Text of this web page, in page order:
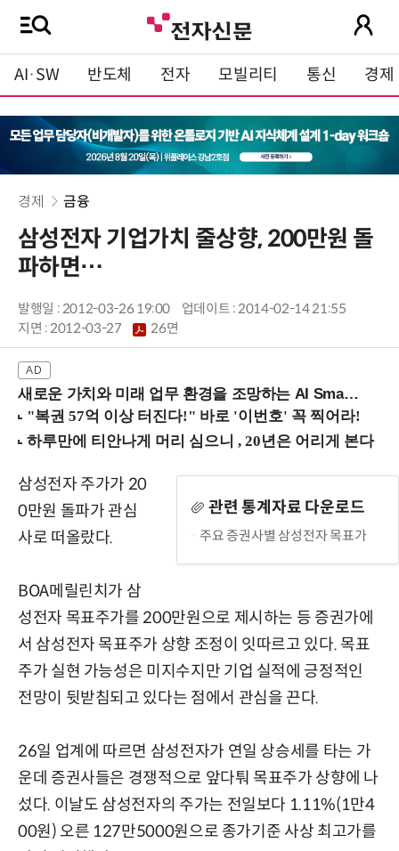
AI·SW 반도체 전자 모빌리티 통신 경제
경제 금융
삼성전자 기업가치 줄상향, 200만원 돌
파하면…
발행일 : 2012-03-26 19:00
업데이트 : 2014-02-14 21:55
지면 :2012-03-27 26면
새로운 가치와 미래 업무 환경을 조망하는 AI Smart Work Summit 2026 (9/11 코엑스)
관련 통계자료 다운로드
주요 증권사별 삼성전자 목표가
삼성전자 주가가 20
0만원 돌파가 관심
사로 떠올랐다.
BOA메릴린치가 삼
성전자 목표주가를 200만원으로 제시하는 등 증권가에
서 삼성전자 목표주가 상향 조정이 잇따르고 있다. 목표
주가 실현 가능성은 미지수지만 기업 실적에 긍정적인
전망이 뒷받침되고 있다는 점에서 관심을 끈다.
26일 업계에 따르면 삼성전자가 연일 상승세를 타는 가
운데 증권사들은 경쟁적으로 앞다퉈 목표주가 상향에 나
섰다. 이날도 삼성전자의 주가는 전일보다 1.11%(1만4
00원) 오른 127만5000원으로 종가기준 사상 최고가를